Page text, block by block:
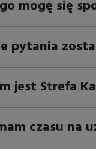
mogę się
pytania
jest Strefa
czasu na